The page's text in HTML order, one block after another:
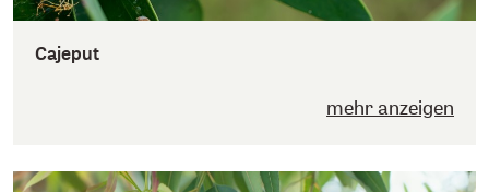
Cajeput
mehr anzeigen